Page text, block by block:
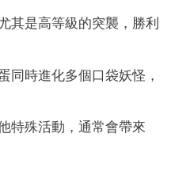
其是高等級的突襲，勝利
同時進化多個口袋妖怪，
特殊活動，通常會帶來